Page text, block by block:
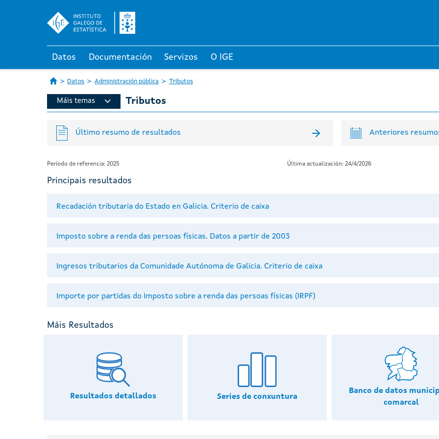
Datos Documentación Servizos O IGE
Datos Administración pública Tributos
Máis temas Tributos
Último resumo de resultados Anteriores
Período de referencia: 2025 Última actualización: 24/4/2026
Principais resultados
Recadación tributaria do Estado en Galicia. Criterio de caixa
Imposto sobre a renda das persoas físicas. Datos a partir de 2003
Ingresos tributarios da Comunidade Autónoma de Galicia. Criterio de caixa
Importe por partidas do Imposto sobre a renda das persoas físicas (IRPF)
Máis Resultados
Resultados detallados Series de conxuntura
Banco de datos
comarcal